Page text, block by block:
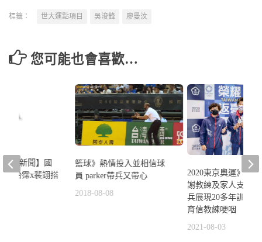
標籤： 世大運點項目 吳浚鋒 廖曼汶
您可能也會喜歡…
籃球》熱情投入並相信球
員 parker帶兵又帶心
2018-08-08
2020東京奧運》李
謝教練及家人支持
兵展現20多年訓練
育信教練哽咽
2021-08-03
體育新聞】國
動 怡霈x裴翊搭